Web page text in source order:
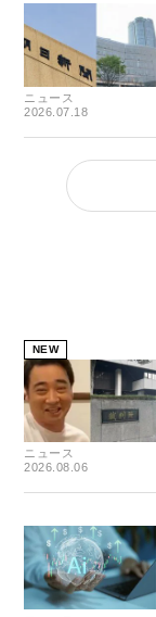
ニュース
2026.07.18
NEW
ニュース
2026.08.06